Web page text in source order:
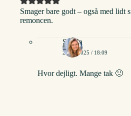
Smager bare godt – også med lidt
remoncen.
Stinna
26/04/2025 / 18:09
Hvor dejligt. Mange tak 🙂